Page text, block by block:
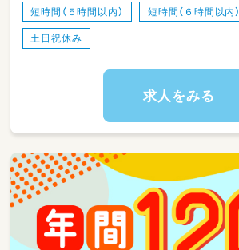
短時間（５時間以内） 短時間（６時間以内）
土日祝休み
求人をみる